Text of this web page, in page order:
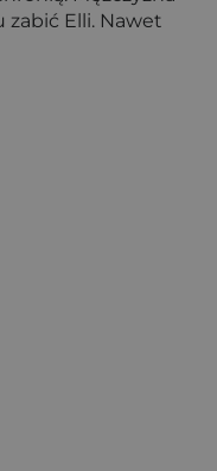
zabić Elli. Nawet